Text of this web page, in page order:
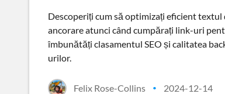
Descoperiți cum să optimizați eficient textul
ancorare atunci când cumpărați link-uri
îmbunătăți clasamentul SEO și calitatea
urilor.
Felix Rose-Collins • 2024-12-14